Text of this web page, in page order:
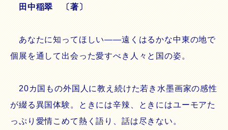
田中稲翠 〔著〕
あなたに知ってほしい――遠くはるかな中東の地で
個展を通して出会った愛すべき人々と国の姿。
20カ国もの外国人に教え続けた若き水墨画家の感性
が綴る異国体験。ときには辛辣、ときにはユーモアた
っぷり愛情こめて熱く語り、話は尽きない。